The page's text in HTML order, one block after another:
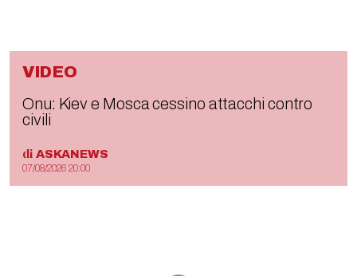
VIDEO
Onu: Kiev e Mosca cessino attacchi contro
civili
di ASKANEWS
07/08/2026 20:00